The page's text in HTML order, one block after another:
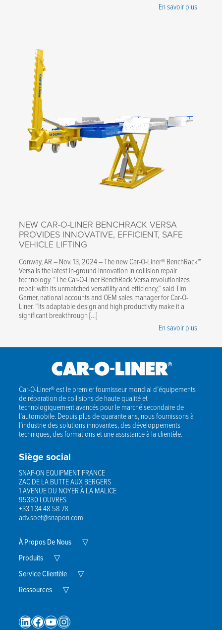
En savoir plus
NEW CAR-O-LINER BENCHRACK VERSA
PROVIDES INNOVATIVE, EFFICIENT, SAFE
VEHICLE LIFTING
Conway, AR – Nov. 13, 2024 – The new Car-O-Liner® BenchRack™
Versa is the latest in-ground innovation in collision repair
technology. “The Car-O-Liner BenchRack Versa revolutionizes
repair with its unmatched versatility and efficiency,” said Tim
Garner, national accounts and OEM sales manager for Car-O-
Liner. “Its adaptable design and high productivity make it a
significant breakthrough […]
En savoir plus
Car-O-Liner® est le premier fournisseur mondial d’équipements
de réparation de collisions de haute qualité et
technologiquement avancés pour le marché secondaire de
l’automobile. Depuis plus de quarante ans, nous fournissons à
l’industrie des solutions innovantes, des développements
techniques, des formations et une assistance à la clientèle.
Siège social
SNAP-ON EQUIPMENT FRANCE
ZAC DE LA BUTTE AUX BERGERS
1 AVENUE DU NOYER À LA MALICE
95380 LOUVRES
+33 1 34 48 58 78
adv.soef@snapon.com
À Propos De Nous ▽Expand
Produits ▽Expand
Menu
Service Clientèle ▽Expand
Ressources ▽Expand
LinkedIn
Facebook
YouTube
Instagram